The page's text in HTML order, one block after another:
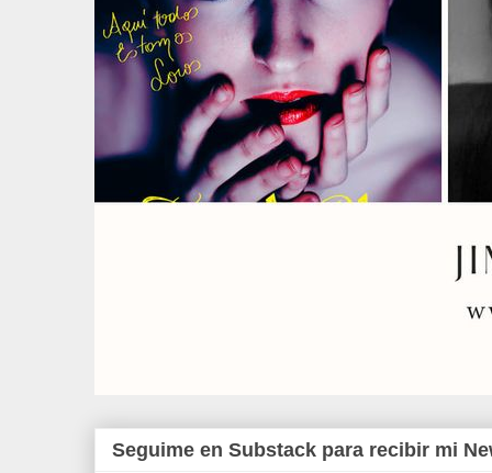
Seguime en Substack para recibir mi